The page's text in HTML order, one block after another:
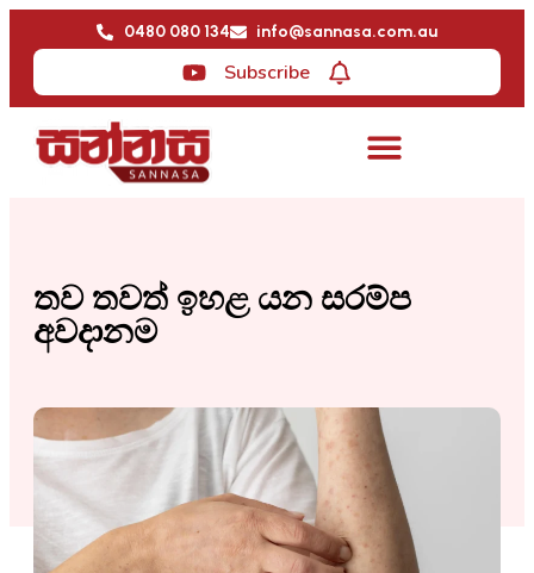
0480 080 134 info@sannasa.com.au
Subscribe
තව තවත් ඉහළ යන සරම්ප
අවදානම